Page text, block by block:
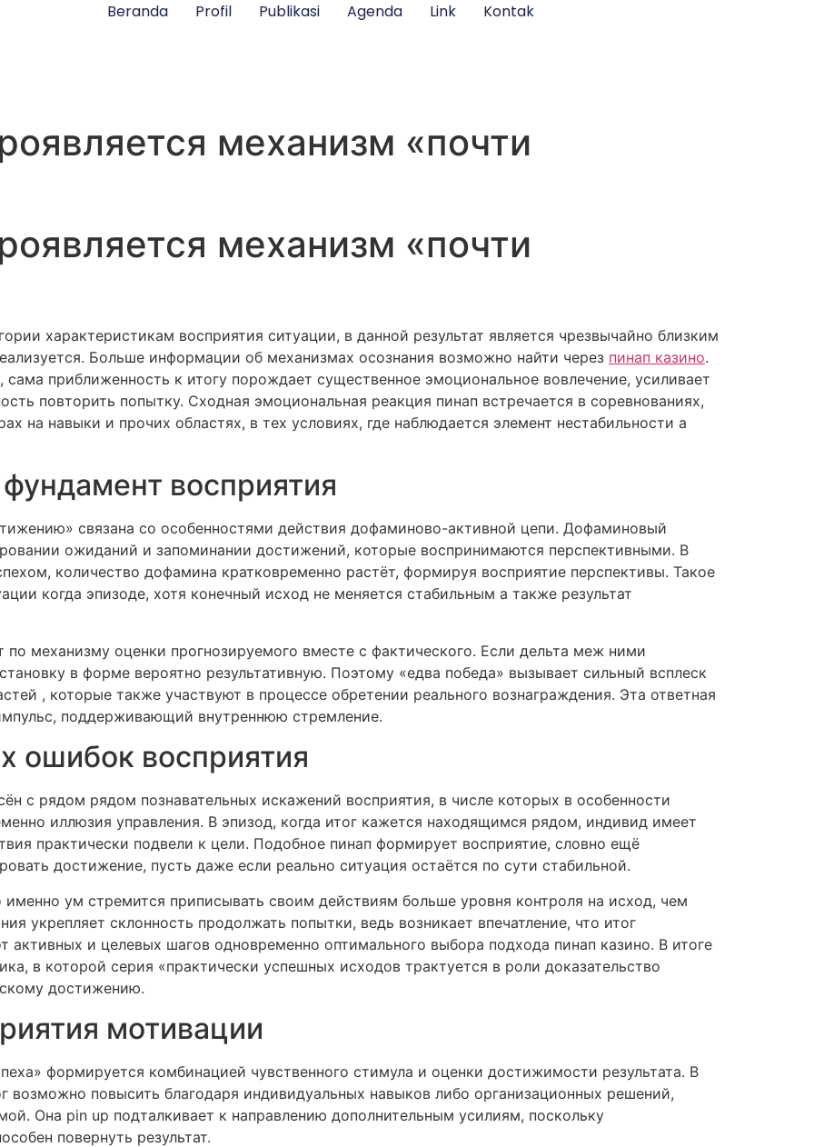
Beranda Profil Publikasi Agenda Link Kontak
механизм «почти
механизм «почти
характеристикам восприятия ситуации, в данной результат является чрезвычайно близким
Больше информации об механизмах осознания возможно найти через пинап казино.
сама приближенность к итогу порождает существенное эмоциональное вовлечение, усиливает
повторить попытку. Сходная эмоциональная реакция пинап встречается в соревнованиях,
на навыки и прочих областях, в тех условиях, где наблюдается элемент нестабильности а
восприятия
связана со особенностями действия дофаминово-активной цепи. Дофаминовый
ожиданий и запоминании достижений, которые воспринимаются перспективными. В
количество дофамина кратковременно растёт, формируя восприятие перспективы. Такое
когда эпизоде, хотя конечный исход не меняется стабильным а также результат
механизму оценки прогнозируемого вместе с фактического. Если дельта меж ними
в форме вероятно результативную. Поэтому «едва победа» вызывает сильный всплеск
, которые также участвуют в процессе обретении реального вознаграждения. Эта ответная
поддерживающий внутреннюю стремление.
ошибок восприятия
с рядом рядом познавательных искажений восприятия, в числе которых в особенности
иллюзия управления. В эпизод, когда итог кажется находящимся рядом, индивид имеет
практически подвели к цели. Подобное пинап формирует восприятие, словно ещё
достижение, пусть даже если реально ситуация остаётся по сути стабильной.
ум стремится приписывать своим действиям больше уровня контроля на исход, чем
укрепляет склонность продолжать попытки, ведь возникает впечатление, что итог
активных и целевых шагов одновременно оптимального выбора подхода пинап казино. В итоге
в которой серия «практически успешных исходов трактуется в роли доказательство
достижению.
мотивации
формируется комбинацией чувственного стимула и оценки достижимости результата. В
возможно повысить благодаря индивидуальных навыков либо организационных решений,
Она pin up подталкивает к направлению дополнительным усилиям, поскольку
повернуть результат.